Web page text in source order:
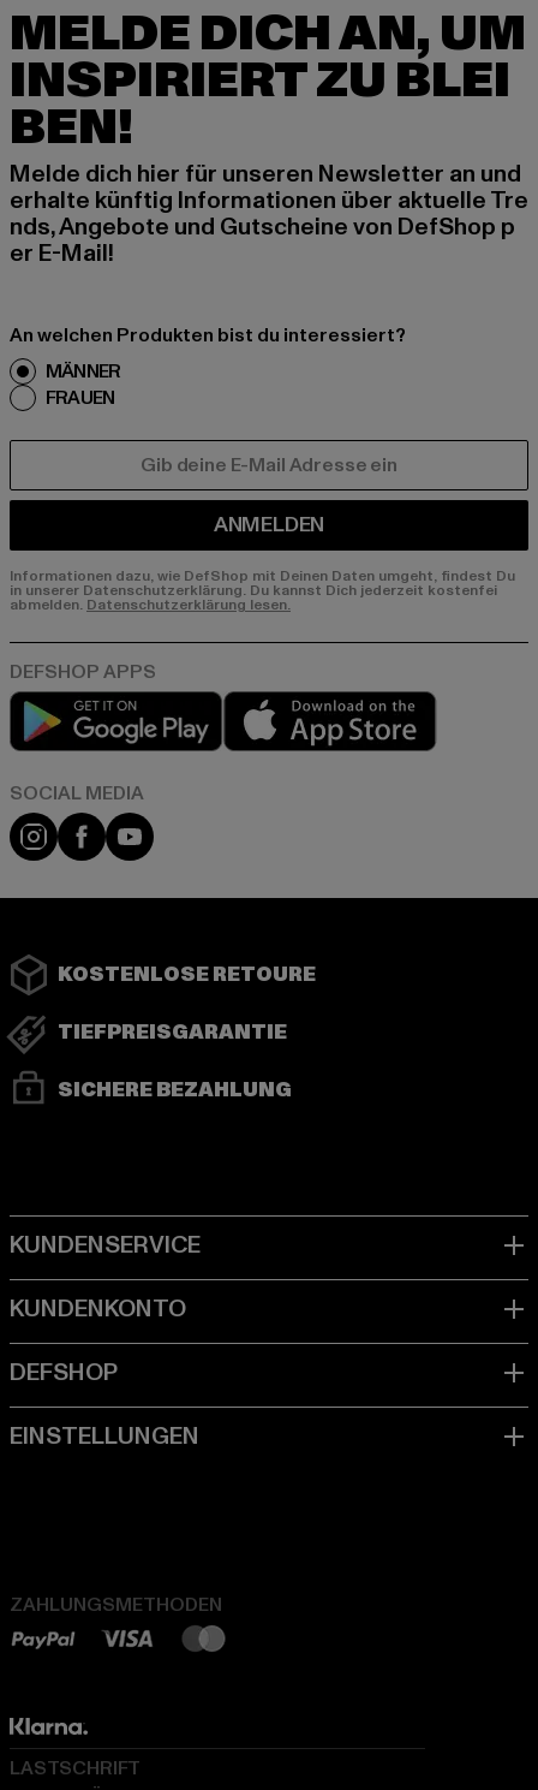
MELDE DICH AN, UM
INSPIRIERT ZU BLEI
BEN!
Melde dich hier für unseren Newsletter an und
erhalte künftig Informationen über aktuelle Tre
nds, Angebote und Gutscheine von DefShop p
er E-Mail!
An welchen Produkten bist du interessiert?
MÄNNER
FRAUEN
ANMELDEN
Informationen dazu, wie DefShop mit Deinen Daten umgeht, findest Du
in unserer Datenschutzerklärung. Du kannst Dich jederzeit kostenfei
abmelden. Datenschutzerklärung lesen.
Play market
Instagram
FacebookYouTube
KOSTENLOSE RETOURE
TIEFPREISGARANTIE
SICHERE BEZAHLUNG
ZAHLUNGSMETHODEN
LASTSCHRIFT